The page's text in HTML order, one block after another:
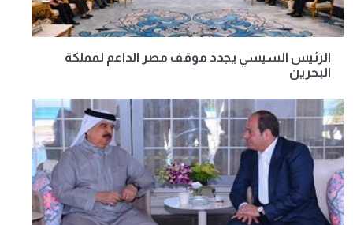
الرئيس السيسي يجدد موقف مصر الداعم لمملكة
البحرين